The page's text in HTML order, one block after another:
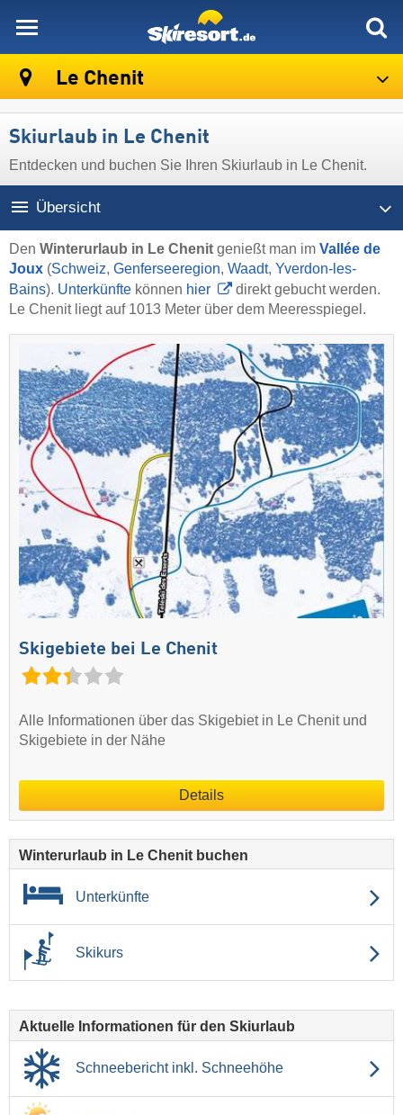
Le Chenit
Skiurlaub in Le Chenit
Entdecken und buchen Sie Ihren Skiurlaub in Le Chenit.
Übersicht
Den Winterurlaub in Le Chenit genießt man im Vallée de
Joux (Schweiz, Genferseeregion, Waadt, Yverdon-les-
Bains). Unterkünfte können hier
direkt gebucht werden.
Le Chenit liegt auf 1013 Meter über dem Meeresspiegel.
Skigebiete bei Le Chenit
Alle Informationen über das Skigebiet in Le Chenit und
Skigebiete in der Nähe
Details
Winterurlaub in Le Chenit buchen
Unterkünfte
Skikurs
Aktuelle Informationen für den Skiurlaub
Schneebericht inkl. Schneehöhe